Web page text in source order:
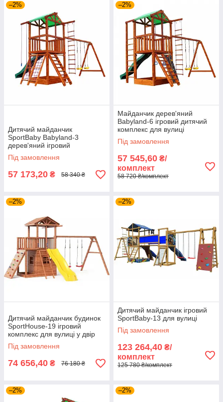
–2%
Дитячий майданчик
SportBaby Babyland-3
дерев'яний ігровий
мотузковий комплекс на
вулицю
Під замовлення
57 173,20 ₴ 58 340 ₴
–2%
Майданчик дерев'яний
Babyland-6 ігровий дитячий
комплекс для вулиці
Під замовлення
57 545,60 ₴/
комплект
58 720 ₴/комплект
–2%
Дитячий майданчик будинок
SportHouse-19 ігровий
комплекс для вулиці у двір
Під замовлення
74 656,40 ₴ 76 180 ₴
–2%
Дитячий майданчик ігровий
SportBaby-13 для вулиці
Під замовлення
123 264,40 ₴/
комплект
125 780 ₴/комплект
–2% –2%